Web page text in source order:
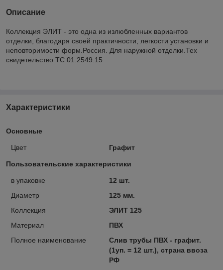
Описание
Коллекция ЭЛИТ - это одна из излюбленных вариантов
отделки, благодаря своей практичности, легкости установки и
неповторимости форм.Россия. Для наружной отделки.Тех
свидетельство ТС 01.2549.15
Характеристики
Основные
Цвет Графит
Пользовательские характеристики
в упаковке
12 шт.
Диаметр
125 мм.
Коллекция
ЭЛИТ 125
Материал
ПВХ
Полное наименование
Слив трубы ПВХ - графит.
(1уп. = 12 шт.), страна ввоза
РФ